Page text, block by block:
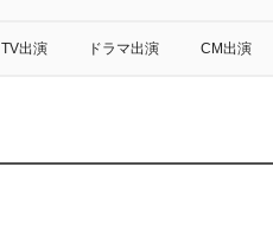
TV出演 ドラマ出演 CM出演